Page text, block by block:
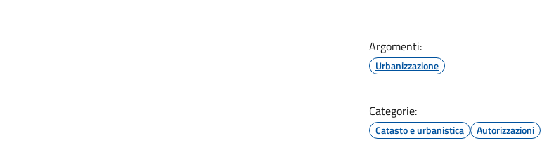
Argomenti:
Urbanizzazione
Categorie:
Catasto e urbanistica Autorizzazioni